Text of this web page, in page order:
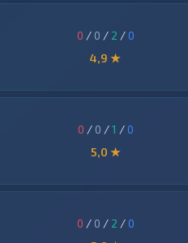
0 / 0 / 2 /0
4,9 ★
0 / 0 /1 /0
5,0 ★
0 / 0 / 2 /0